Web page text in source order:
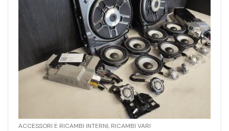
ACCESSORI E RICAMBI INTERNI, RICAMBI VARI